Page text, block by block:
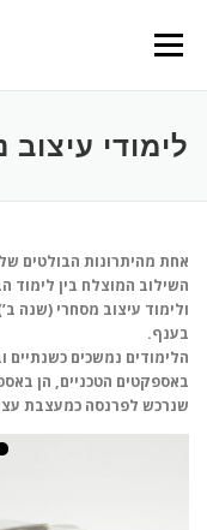
content
Menu
לימודי עיצוב
אחת מהיתרונות הבולטים
השילוב המוצלח בין לימוד
ולימוד עיצוב מסחרי (שנה
בענף.
הלימודים נמשכים כשנתיים
באספקטים הטכניים, הן
שנרכש לפרנסה כמעצבת